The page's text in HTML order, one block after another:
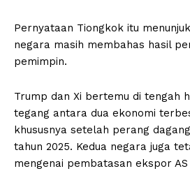
Pernyataan Tiongkok itu
negara masih membahas hasil
pemimpin.
Trump dan Xi bertemu di tengah
tegang antara dua ekonomi
khususnya setelah perang
tahun 2025. Kedua negara juga
mengenai pembatasan ekspor